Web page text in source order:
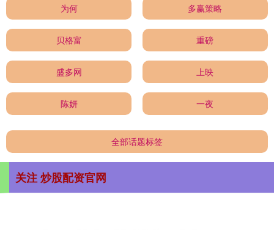
为何 多赢策略
贝格富 重磅
盛多网 上映
陈妍 一夜
全部话题标签
关注 炒股配资官网